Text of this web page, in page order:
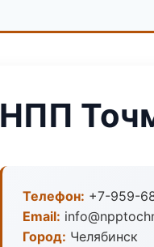
НПП
Телефон: +7-959-
Email:
Город: Челябинск